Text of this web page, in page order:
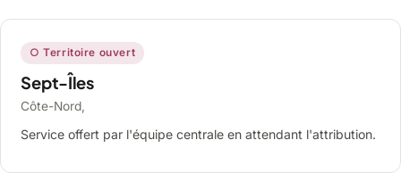
○ Territoire ouvert
Sept-Îles
Côte-Nord,
Service offert par l'équipe centrale en attendant l'attribution.